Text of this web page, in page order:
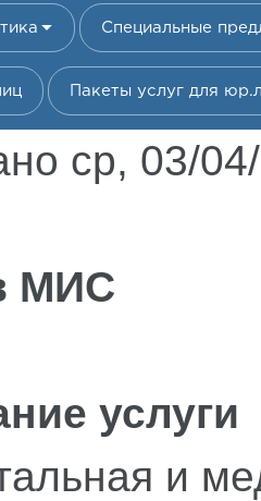
Специальные
Пакеты услуг для
ср, 03/
МИС
услуги
и